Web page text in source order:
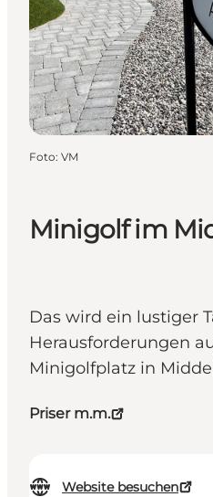
Veranstaltungen
Erlebnis buchen
Minigolf im
Das wird ein lustiger
Herausforderungen
Minigolfplatz in
Priser m.m.
Website besuchen
Foto: VM